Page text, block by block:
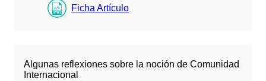
Ficha Artículo
Algunas reflexiones sobre la noción de Comunidad
Internacional